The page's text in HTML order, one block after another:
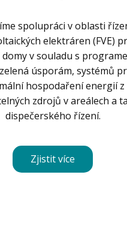
spolupráci v oblasti
elektráren (FVE)
v souladu s
úsporám, systémů
hospodaření energií z
zdrojů v areálech a
dispečerského řízení.
Zjistit více